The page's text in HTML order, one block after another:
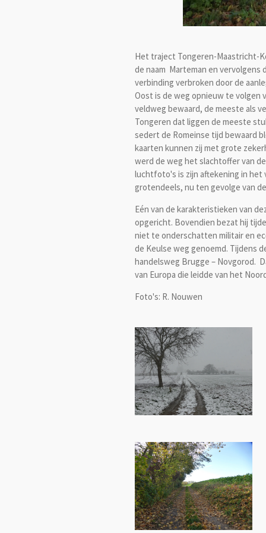
Het traject Tongeren-Maastricht-
de naam Marteman en
verbinding verbroken door de
Oost is de weg opnieuw te volgen
veldweg bewaard, de meeste als
Tongeren dat liggen de meeste
sedert de Romeinse tijd bewaard
kaarten kunnen zij met grote
werd de weg het slachtoffer van
luchtfoto's is zijn aftekening in het
grotendeels, nu ten gevolge van
Eén van de karakteristieken van
opgericht. Bovendien bezat hij
niet te onderschatten militair en
de Keulse weg genoemd. Tijdens
handelsweg Brugge – Novgorod.
van Europa die leidde van het
Foto's: R. Nouwen